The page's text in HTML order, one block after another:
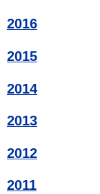
2016
2015
2014
2013
2012
2011